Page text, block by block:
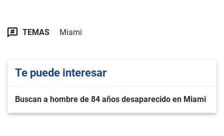
TEMAS Miami
Te puede interesar
Buscan a hombre de 84 años desaparecido en Miami